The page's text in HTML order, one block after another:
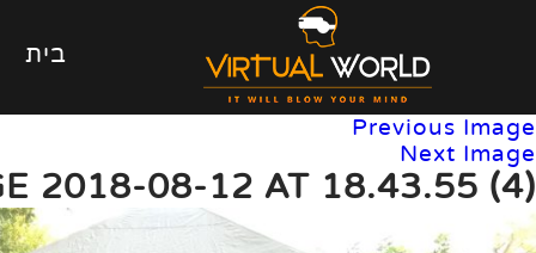
בית
Previous Image
Next Image
2018-08-12 AT 18.43.55 (4)